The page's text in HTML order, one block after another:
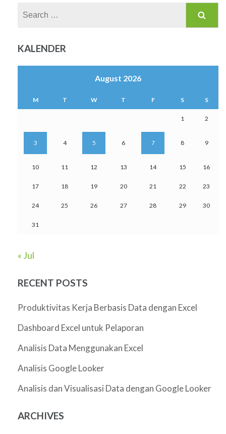
KALENDER
August 2026
M T W T F S S
1 2
3 4 5 6 7 8 9
10 11 12 13 14 15 16
17 18 19 20 21 22 23
24 25 26 27 28 29 30
31
« Jul
RECENT POSTS
Produktivitas Kerja Berbasis Data dengan Excel
Dashboard Excel untuk Pelaporan
Analisis Data Menggunakan Excel
Analisis Google Looker
Analisis dan Visualisasi Data dengan Google Looker
ARCHIVES